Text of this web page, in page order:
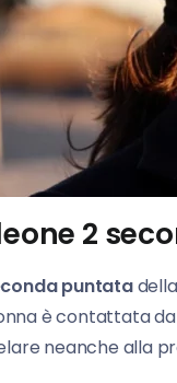
2
puntata
è contattata da
neanche alla